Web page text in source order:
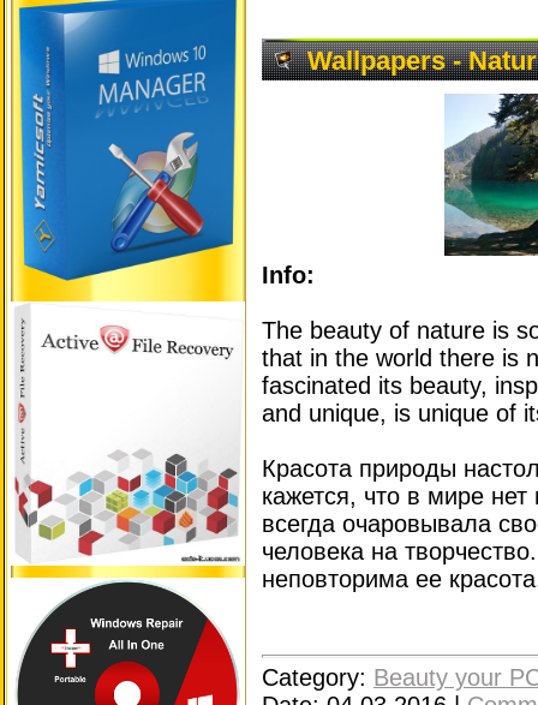
Wallpapers -
Info:
The beauty of nature is
that in the world there is
fascinated its beauty,
and unique, is unique of
Красота природы
кажется, что в мире
всегда очаровывала
человека на
неповторима ее
Category: Beauty your